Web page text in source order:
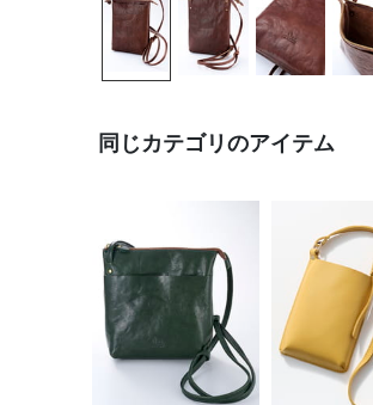
同じカテゴリのアイテム